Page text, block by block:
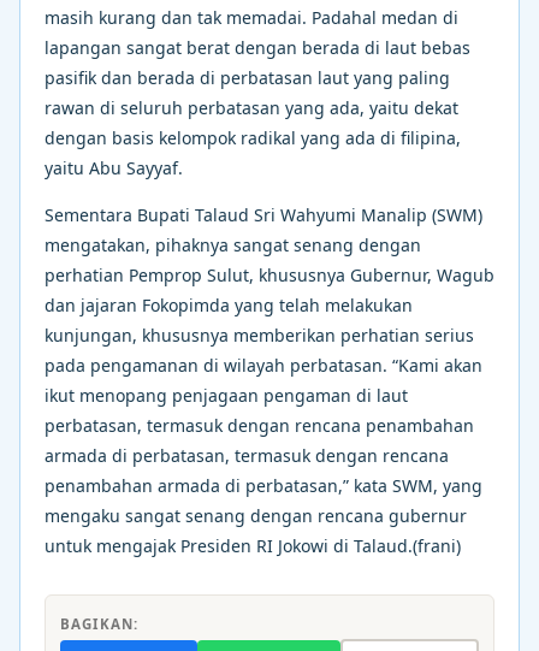
masih kurang dan tak memadai. Padahal medan di
lapangan sangat berat dengan berada di laut bebas
pasifik dan berada di perbatasan laut yang paling
rawan di seluruh perbatasan yang ada, yaitu dekat
dengan basis kelompok radikal yang ada di filipina,
yaitu Abu Sayyaf.
Sementara Bupati Talaud Sri Wahyumi Manalip (SWM)
mengatakan, pihaknya sangat senang dengan
perhatian Pemprop Sulut, khususnya Gubernur, Wagub
dan jajaran Fokopimda yang telah melakukan
kunjungan, khususnya memberikan perhatian serius
pada pengamanan di wilayah perbatasan. “Kami akan
ikut menopang penjagaan pengaman di laut
perbatasan, termasuk dengan rencana penambahan
armada di perbatasan, termasuk dengan rencana
penambahan armada di perbatasan,” kata SWM, yang
mengaku sangat senang dengan rencana gubernur
untuk mengajak Presiden RI Jokowi di Talaud.(frani)
BAGIKAN: